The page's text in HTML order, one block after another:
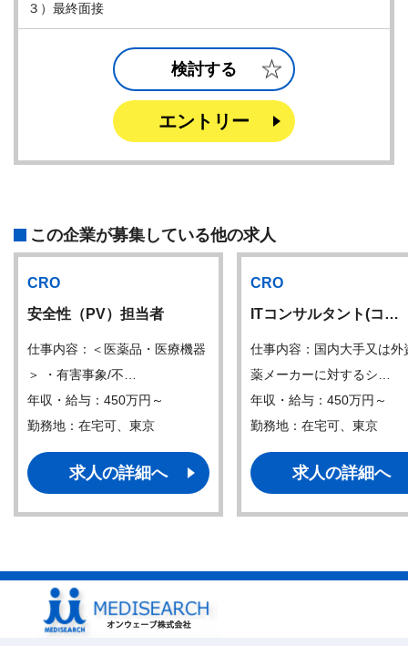
３）最終面接
検討する
エントリー
この企業が募集している他の求人
CRO
安全性（PV）担当者
仕事内容：＜医薬品・医療機器
＞ ・有害事象/不…
年収・給与：450万円～
勤務地：在宅可、東京
求人の詳細へ
CRO
ITコンサルタント(コ…
仕事内容：国内大手又は外
薬メーカーに対するシ…
年収・給与：450万円～
勤務地：在宅可、東京
求人の詳細へ